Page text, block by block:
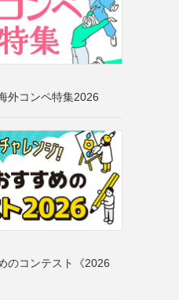
外コンペ特集2026
のコンテスト《2026